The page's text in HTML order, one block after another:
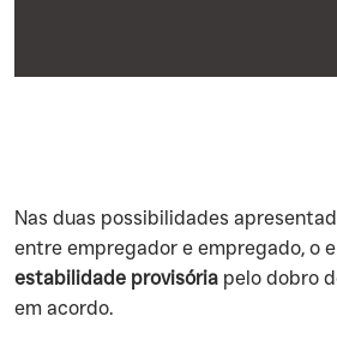
‍Nas duas possibilidades
entre empregador e empregado, o
estabilidade provisória pelo dobro
em acordo.